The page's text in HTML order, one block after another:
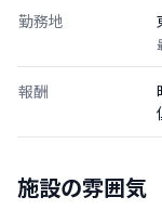
勤務地
報酬
施設の雰囲気